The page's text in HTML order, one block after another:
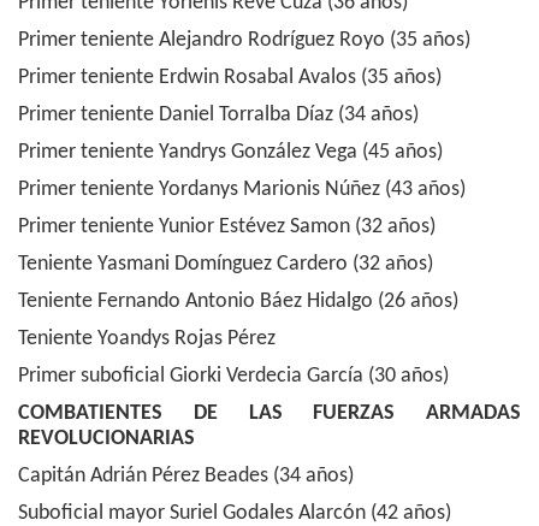
Primer teniente Alejandro Rodríguez Royo (35 años)
Primer teniente Erdwin Rosabal Avalos (35 años)
Primer teniente Daniel Torralba Díaz (34 años)
Primer teniente Yandrys González Vega (45 años)
Primer teniente Yordanys Marionis Núñez (43 años)
Primer teniente Yunior Estévez Samon (32 años)
Teniente Yasmani Domínguez Cardero (32 años)
Teniente Fernando Antonio Báez Hidalgo (26 años)
Teniente Yoandys Rojas Pérez
Primer suboficial Giorki Verdecia García (30 años)
COMBATIENTES DE LAS FUERZAS ARMADAS
REVOLUCIONARIAS
Capitán Adrián Pérez Beades (34 años)
Suboficial mayor Suriel Godales Alarcón (42 años)